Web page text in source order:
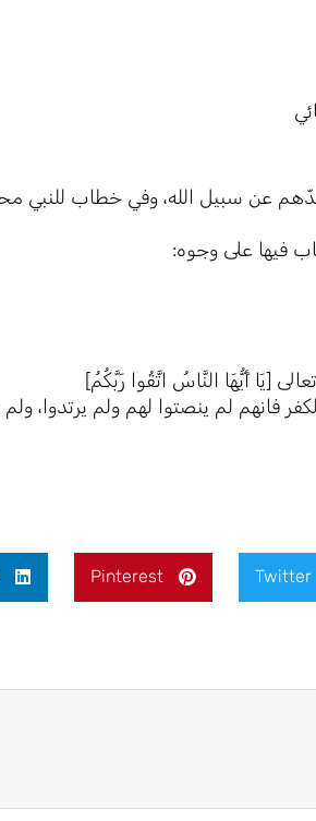
عن سبيل الله، وفي خطاب للنبي
فيها على وجوه:
[يَا أَيُّهَا النَّاسُ اتَّقُوا رَبَّكُمُ]
فانهم لم ينصتوا لهم ولم يرتدوا، ولم
Twitter
Pinterest